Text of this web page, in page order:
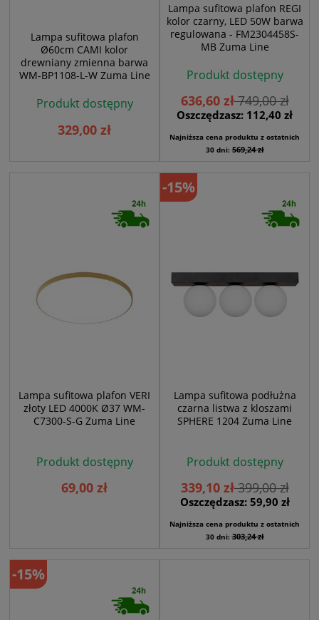
Lampa sufitowa plafon
Ø60cm CAMI kolor
drewniany zmienna barwa
WM-BP1108-L-W Zuma Line
Produkt dostępny
329,00 zł
Lampa sufitowa plafon REGI
kolor czarny, LED 50W barwa
regulowana - FM2304458S-
MB Zuma Line
Produkt dostępny
636,60 zł749,00 zł
Oszczędzasz: 112,40 zł
Najniższa cena produktu z ostatnich
30 dni:569,24 zł
Lampa sufitowa plafon VERI
złoty LED 4000K Ø37 WM-
C7300-S-G Zuma Line
Produkt dostępny
69,00 zł
Lampa sufitowa podłużna
czarna listwa z kloszami
SPHERE 1204 Zuma Line
Produkt dostępny
339,10 zł399,00 zł
Oszczędzasz: 59,90 zł
Najniższa cena produktu z ostatnich
30 dni:303,24 zł
-15%
-15%